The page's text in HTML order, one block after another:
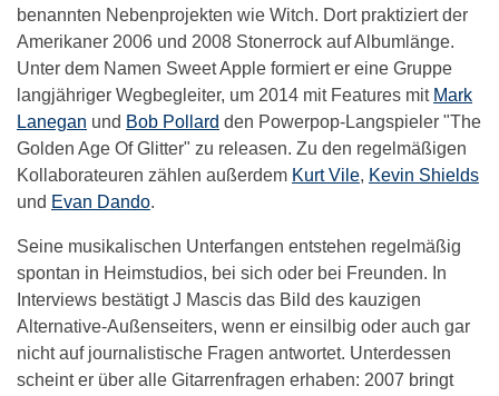
benannten Nebenprojekten wie Witch. Dort praktiziert der
Amerikaner 2006 und 2008 Stonerrock auf Albumlänge.
Unter dem Namen Sweet Apple formiert er eine Gruppe
langjähriger Wegbegleiter, um 2014 mit Features mit Mark
Lanegan und Bob Pollard den Powerpop-Langspieler "The
Golden Age Of Glitter" zu releasen. Zu den regelmäßigen
Kollaborateuren zählen außerdem Kurt Vile, Kevin Shields
und Evan Dando.
Seine musikalischen Unterfangen entstehen regelmäßig
spontan in Heimstudios, bei sich oder bei Freunden. In
Interviews bestätigt J Mascis das Bild des kauzigen
Alternative-Außenseiters, wenn er einsilbig oder auch gar
nicht auf journalistische Fragen antwortet. Unterdessen
scheint er über alle Gitarrenfragen erhaben: 2007 bringt